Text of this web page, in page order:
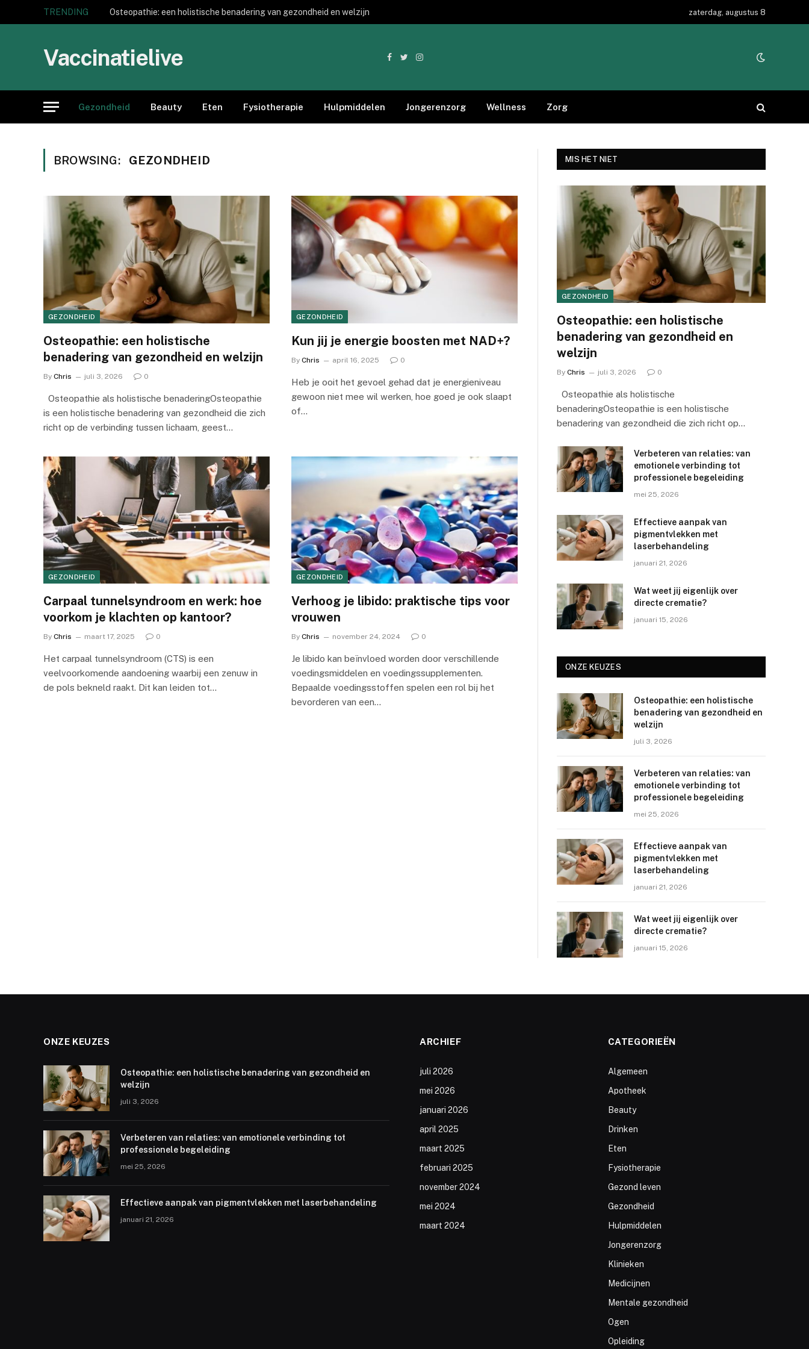
TRENDING Osteopathie: een holistische benadering van gezondheid en welzijn zaterdag, augustus 8
Vaccinatielive Facebook
TwitterInstagram
Gezondheid Beauty Eten Fysiotherapie Hulpmiddelen Jongerenzorg Wellness Zorg
BROWSING: GEZONDHEID
GEZONDHEID
Osteopathie: een holistische
benadering van gezondheid en welzijn
By Chris juli 3, 2026 0
Osteopathie als holistische benaderingOsteopathie
is een holistische benadering van gezondheid die zich
richt op de verbinding tussen lichaam, geest…
GEZONDHEID
Kun jij je energie boosten met NAD+?
By Chris april 16, 2025 0
Heb je ooit het gevoel gehad dat je energieniveau
gewoon niet mee wil werken, hoe goed je ook slaapt
of…
GEZONDHEID
Carpaal tunnelsyndroom en werk: hoe
voorkom je klachten op kantoor?
By Chris maart 17, 2025 0
Het carpaal tunnelsyndroom (CTS) is een
veelvoorkomende aandoening waarbij een zenuw in
de pols bekneld raakt. Dit kan leiden tot…
GEZONDHEID
Verhoog je libido: praktische tips voor
vrouwen
By Chris november 24, 2024 0
Je libido kan beïnvloed worden door verschillende
voedingsmiddelen en voedingssupplementen.
Bepaalde voedingsstoffen spelen een rol bij het
bevorderen van een…
MIS HET NIET
GEZONDHEID
Osteopathie: een holistische
benadering van gezondheid en
welzijn
By Chris juli 3, 2026 0
Osteopathie als holistische
benaderingOsteopathie is een holistische
benadering van gezondheid die zich richt op…
Verbeteren van relaties: van
emotionele verbinding tot
professionele begeleiding
mei 25, 2026
Effectieve aanpak van
pigmentvlekken met
laserbehandeling
januari 21, 2026
Wat weet jij eigenlijk over
directe crematie?
januari 15, 2026
ONZE KEUZES
Osteopathie: een holistische
benadering van gezondheid en
welzijn
juli 3, 2026
Verbeteren van relaties: van
emotionele verbinding tot
professionele begeleiding
mei 25, 2026
Effectieve aanpak van
pigmentvlekken met
laserbehandeling
januari 21, 2026
Wat weet jij eigenlijk over
directe crematie?
januari 15, 2026
ONZE KEUZES
Osteopathie: een holistische benadering van gezondheid en
welzijn
juli 3, 2026
Verbeteren van relaties: van emotionele verbinding tot
professionele begeleiding
mei 25, 2026
Effectieve aanpak van pigmentvlekken met laserbehandeling
januari 21, 2026
ARCHIEF
juli 2026
mei 2026
januari 2026
april 2025
maart 2025
februari 2025
november 2024
mei 2024
maart 2024
CATEGORIEËN
Algemeen
Apotheek
Beauty
Drinken
Eten
Fysiotherapie
Gezond leven
Gezondheid
Hulpmiddelen
Jongerenzorg
Klinieken
Medicijnen
Mentale gezondheid
Ogen
Opleiding